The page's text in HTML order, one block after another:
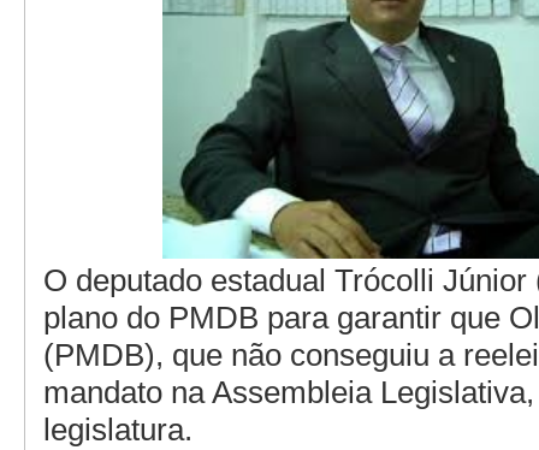
O deputado estadual Trócolli
plano do PMDB para garantir que
(PMDB), que não conseguiu a
mandato na Assembleia
legislatura.